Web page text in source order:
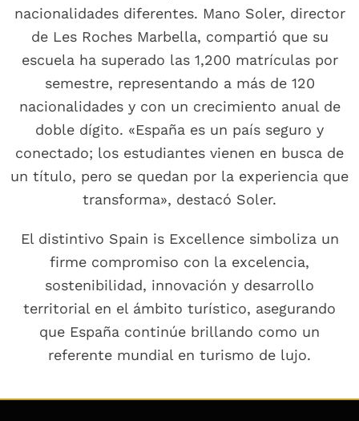
nacionalidades diferentes. Mano Soler, director
de Les Roches Marbella, compartió que su
escuela ha superado las 1,200 matrículas por
semestre, representando a más de 120
nacionalidades y con un crecimiento anual de
doble dígito. «España es un país seguro y
conectado; los estudiantes vienen en busca de
un título, pero se quedan por la experiencia que
transforma», destacó Soler.
El distintivo Spain is Excellence simboliza un
firme compromiso con la excelencia,
sostenibilidad, innovación y desarrollo
territorial en el ámbito turístico, asegurando
que España continúe brillando como un
referente mundial en turismo de lujo.